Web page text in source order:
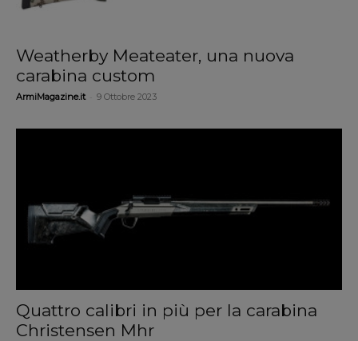
Weatherby Meateater, una nuova
carabina custom
ArmiMagazine.it 9 Ottobre 2023
Quattro calibri in più per la carabina
Christensen Mhr